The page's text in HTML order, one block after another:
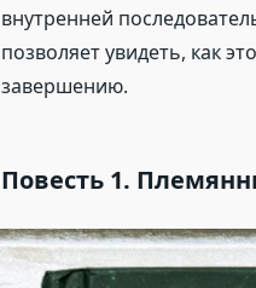
внутренней
позволяет увидеть, как
завершению.
Повесть 1.